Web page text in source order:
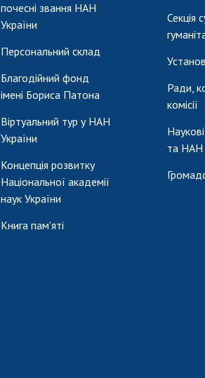
почесні звання НАН
України
Персональний склад
Благодійний фонд
імені Бориса Патона
Віртуальний тур у НАН
України
Концепція розвитку
Національної академії
наук України
Книга пам'яті
Секція
Ради,
комісії
та НАН